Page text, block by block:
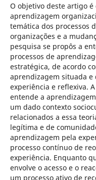
O objetivo deste artigo
aprendizagem
temática dos processos
organizações e a
pesquisa se propôs a
processos de
estratégica, de acordo
aprendizagem situada
experiência e reflexiva.
entende a
um dado contexto
relacionados a essa
legítima e de
aprendizagem pela
processo contínuo de
experiência. Enquanto
envolve o acesso e o
um processo ativo de